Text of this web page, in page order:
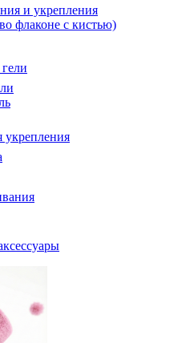
и укрепления
флаконе с кистью)
укрепления